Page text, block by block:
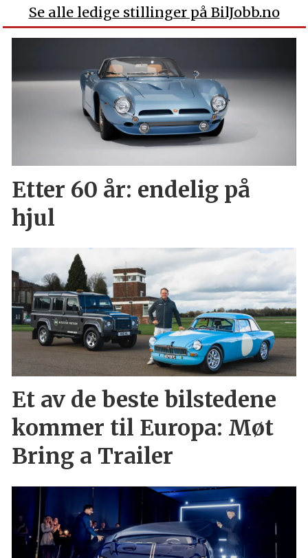
Se alle ledige stillinger på BilJobb.no
Etter 60 år: endelig på
hjul
Et av de beste bilstedene
kommer til Europa: Møt
Bring a Trailer